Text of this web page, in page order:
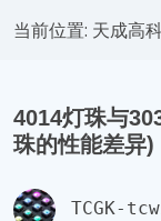
当前位置: 天成高
4014灯珠与
珠的性能差异)
TCGK-